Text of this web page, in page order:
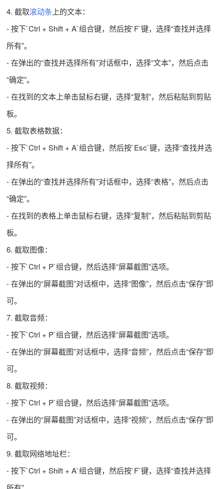
4. 截取滚动条上的文本：
- 按下`Ctrl + Shift + A`组合键，然后按`F`键，选择“查找并选择
所有”。
- 在弹出的“查找并选择所有”对话框中，选择“文本”，然后点击
“确定”。
- 在找到的文本上单击鼠标右键，选择“复制”，然后粘贴到剪贴
板。
5. 截取表格数据：
- 按下`Ctrl + Shift + A`组合键，然后按`Esc`键，选择“查找并选
择所有”。
- 在弹出的“查找并选择所有”对话框中，选择“表格”，然后点击
“确定”。
- 在找到的表格上单击鼠标右键，选择“复制”，然后粘贴到剪贴
板。
6. 截取图像：
- 按下`Ctrl + P`组合键，然后选择“屏幕截图”选项。
- 在弹出的“屏幕截图”对话框中，选择“图像”，然后点击“保存”即
可。
7. 截取音频：
- 按下`Ctrl + P`组合键，然后选择“屏幕截图”选项。
- 在弹出的“屏幕截图”对话框中，选择“音频”，然后点击“保存”即
可。
8. 截取视频：
- 按下`Ctrl + P`组合键，然后选择“屏幕截图”选项。
- 在弹出的“屏幕截图”对话框中，选择“视频”，然后点击“保存”即
可。
9. 截取网络地址栏：
- 按下`Ctrl + Shift + A`组合键，然后按`F`键，选择“查找并选择